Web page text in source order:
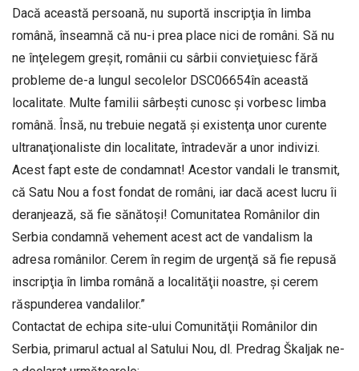
Dacă această persoană, nu suportă inscripţia în limba
română, înseamnă că nu-i prea place nici de români. Să nu
ne înţelegem greşit, românii cu sârbii convieţuiesc fără
probleme de-a lungul secolelor DSC06654în această
localitate. Multe familii sârbeşti cunosc şi vorbesc limba
română. Însă, nu trebuie negată şi existenţa unor curente
ultranaţionaliste din localitate, întradevăr a unor indivizi.
Acest fapt este de condamnat! Acestor vandali le transmit,
că Satu Nou a fost fondat de români, iar dacă acest lucru îi
deranjează, să fie sănătoşi! Comunitatea Românilor din
Serbia condamnă vehement acest act de vandalism la
adresa românilor. Cerem în regim de urgenţă să fie repusă
inscripţia în limba română a localităţii noastre, şi cerem
răspunderea vandalilor.”
Contactat de echipa site-ului Comunităţii Românilor din
Serbia, primarul actual al Satului Nou, dl. Predrag Škaljak ne-